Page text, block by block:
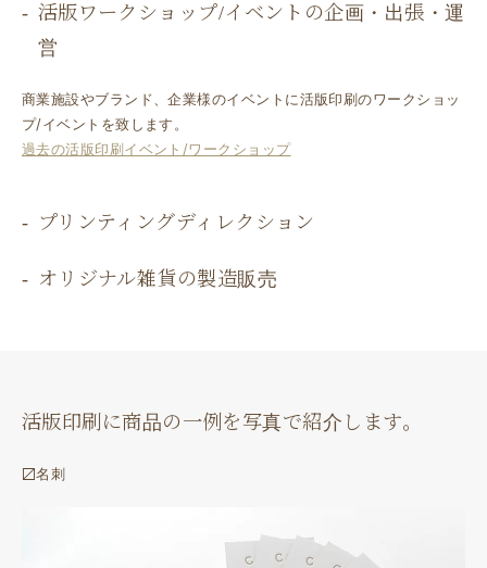
活版ワークショップ/イベントの企画・出張・運
営
商業施設やブランド、企業様のイベントに活版印刷のワークショッ
プ/イベントを致します。
過去の活版印刷イベント/ワークショップ
プリンティングディレクション
オリジナル雑貨の製造販売
活版印刷に商品の一例を写真で紹介します。
〼名刺